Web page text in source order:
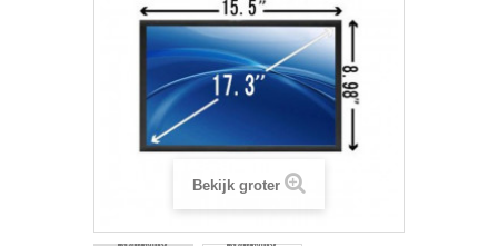
Bekijk groter